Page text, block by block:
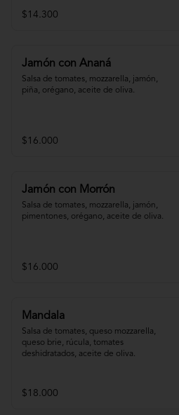
$14.300
Jamón con Ananá
Salsa de tomates, mozzarella, jamón,
piña, orégano, aceite de oliva.
$16.000
Jamón con Morrón
Salsa de tomates, mozzarella, jamón,
pimentones, orégano, aceite de oliva.
$16.000
Mandala
Salsa de tomates, queso mozzarella,
queso brie, rúcula, tomates
deshidratados, aceite de oliva.
$18.000